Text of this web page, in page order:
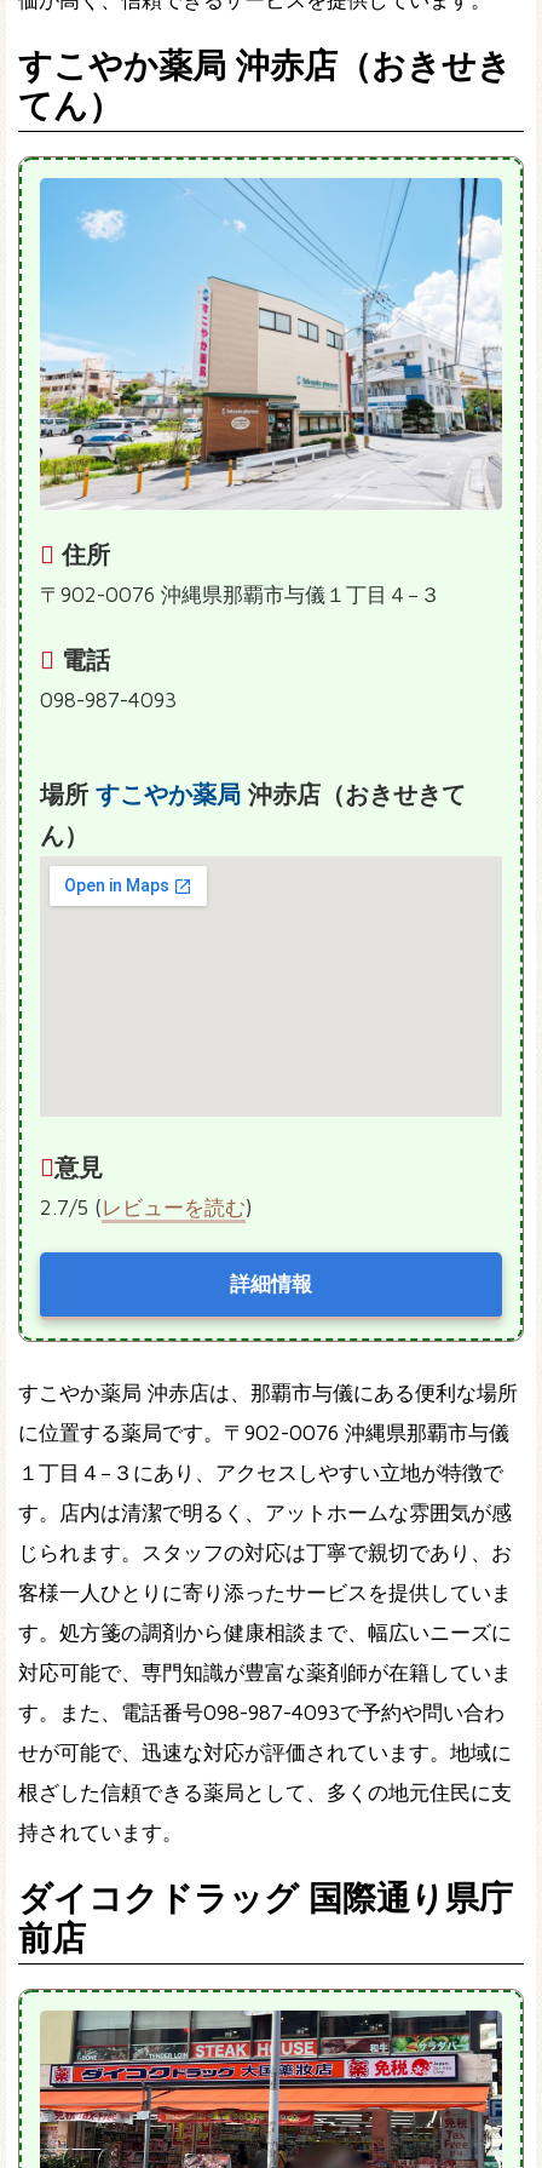
すこやか薬局 沖赤店（おきせき
てん）
住所
〒902-0076 沖縄県那覇市与儀１丁目４−３
電話
098-987-4093
場所 すこやか薬局 沖赤店（おきせきて
ん）
意見
2.7/5 (レビューを読む)
詳細情報
すこやか薬局 沖赤店は、那覇市与儀にある便利な場所
に位置する薬局です。〒902-0076 沖縄県那覇市与儀
１丁目４−３にあり、アクセスしやすい立地が特徴で
す。店内は清潔で明るく、アットホームな雰囲気が感
じられます。スタッフの対応は丁寧で親切であり、お
客様一人ひとりに寄り添ったサービスを提供していま
す。処方箋の調剤から健康相談まで、幅広いニーズに
対応可能で、専門知識が豊富な薬剤師が在籍していま
す。また、電話番号098-987-4093で予約や問い合わ
せが可能で、迅速な対応が評価されています。地域に
根ざした信頼できる薬局として、多くの地元住民に支
持されています。
ダイコクドラッグ 国際通り県庁
前店